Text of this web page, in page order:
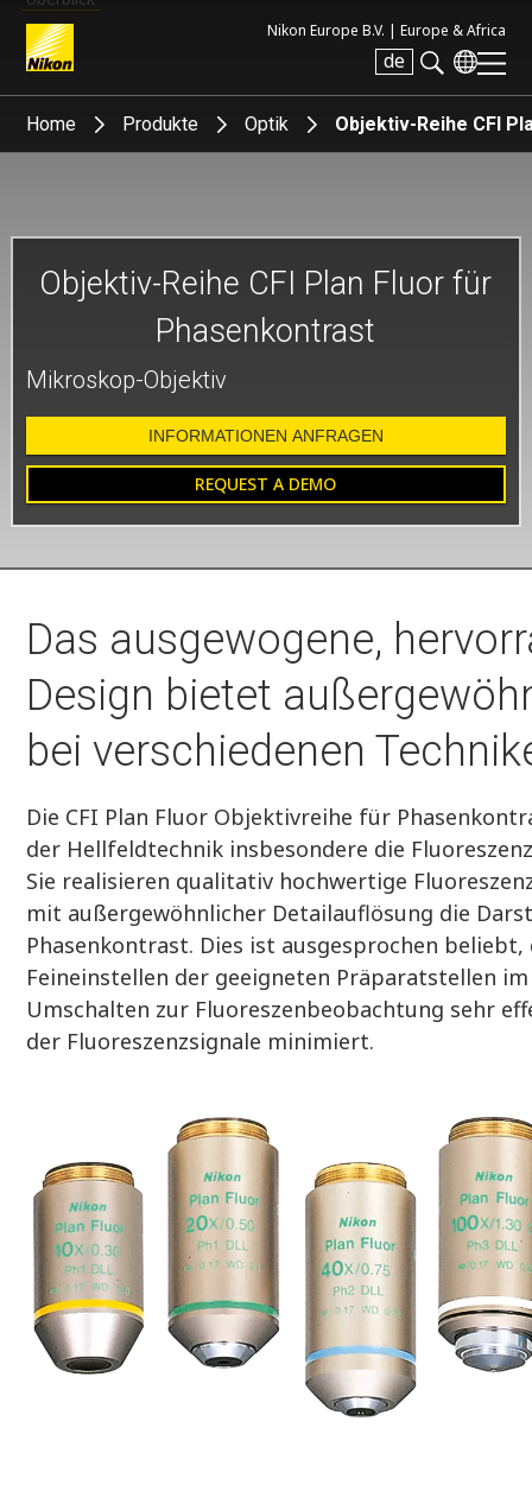
Nikon Europe B.V. | Europe & Africa
de
Search keyword(s)
Home Produkte Optik Objektiv-Reihe CFI
Objektiv-Reihe CFI Plan Fluor für
Phasenkontrast
Mikroskop-Objektiv
INFORMATIONEN ANFRAGEN
REQUEST A DEMO
Das ausgewogene,
Design bietet
bei verschiedenen
Die CFI Plan Fluor Objektivreihe für
der Hellfeldtechnik insbesondere die
Sie realisieren qualitativ hochwertige
mit außergewöhnlicher Detailauflösung die
Phasenkontrast. Dies ist ausgesprochen
Feineinstellen der geeigneten Präparatstellen
Umschalten zur Fluoreszenbeobachtung sehr
der Fluoreszenzsignale minimiert.